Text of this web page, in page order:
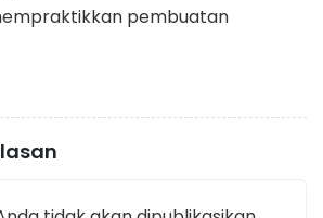
pembuatan